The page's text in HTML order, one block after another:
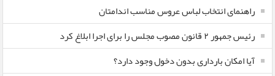
راهنمای انتخاب لباس عروس مناسب اندامتان
رئیس جمهور ۲ قانون مصوب مجلس را برای اجرا ابلاغ کرد
آیا امکان بارداری بدون دخول وجود دارد؟